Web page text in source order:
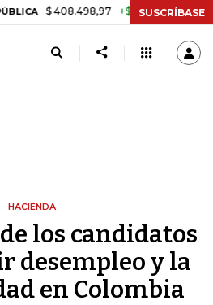
$ 408.498,97 +$ 8.753,81 +2,19%
SUSCRÍBASE
HACIENDA
los candidatos
desempleo y la
en Colombia